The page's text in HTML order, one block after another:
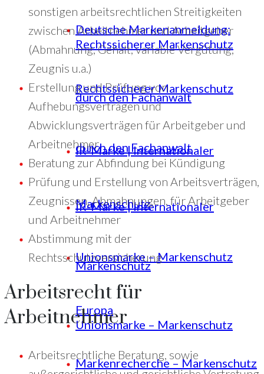
Deutsche Markenanmeldung:
Rechtssicherer Markenschutz
durch den Fachanwalt
IR-Marke | Internationaler
Markenschutz
Unionsmarke – Markenschutz
Rechtssicherer Markenschutz
durch den Fachanwalt
IR-Marke | Internationaler
Markenschutz
Unionsmarke – Markenschutz
Europa
Markenrecherche – Markenschutz
sonstigen arbeitsrechtlichen Streitigkeiten
zwischen Arbeitnehmer und Arbeitgeber
(Abmahnung, Gehalt, variable Vergütung,
Zeugnis u.a.)
Erstellung und Prüfung von
Aufhebungsverträgen und
Abwicklungsverträgen für Arbeitgeber und
Arbeitnehmer
Beratung zur Abfindung bei Kündigung
Prüfung und Erstellung von Arbeitsverträgen,
Zeugnissen, Abmahnungen, für Arbeitgeber
und Arbeitnehmer
Abstimmung mit der
Rechtsschutzversicherung
Arbeitsrecht für
Arbeitnehmer
Arbeitsrechtliche Beratung, sowie